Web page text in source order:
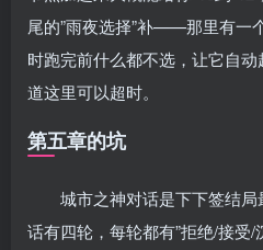
尾的”雨夜选择”补——那里有一
时跑完前什么都不选，让它自
道这里可以超时。
第五章的坑
城市之神对话是下下签结
话有四轮，每轮都有”拒绝/接受/